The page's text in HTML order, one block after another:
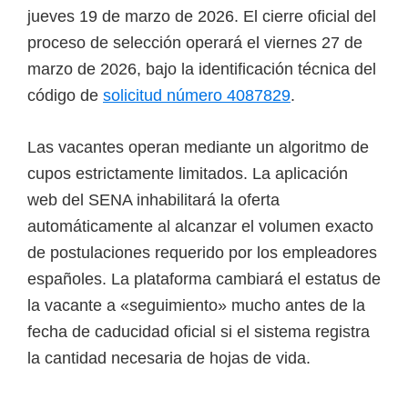
jueves 19 de marzo de 2026. El cierre oficial del
proceso de selección operará el viernes 27 de
marzo de 2026, bajo la identificación técnica del
código de solicitud número 4087829.
Las vacantes operan mediante un algoritmo de
cupos estrictamente limitados. La aplicación
web del SENA inhabilitará la oferta
automáticamente al alcanzar el volumen exacto
de postulaciones requerido por los empleadores
españoles. La plataforma cambiará el estatus de
la vacante a «seguimiento» mucho antes de la
fecha de caducidad oficial si el sistema registra
la cantidad necesaria de hojas de vida.